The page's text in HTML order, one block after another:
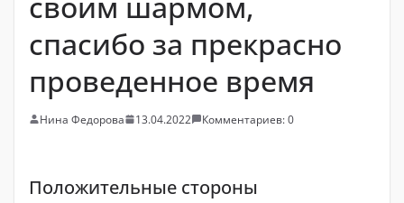
спасибо за прекрасно
проведенное время
Нина Федорова 13.04.2022 Комментариев: 0
Положительные стороны